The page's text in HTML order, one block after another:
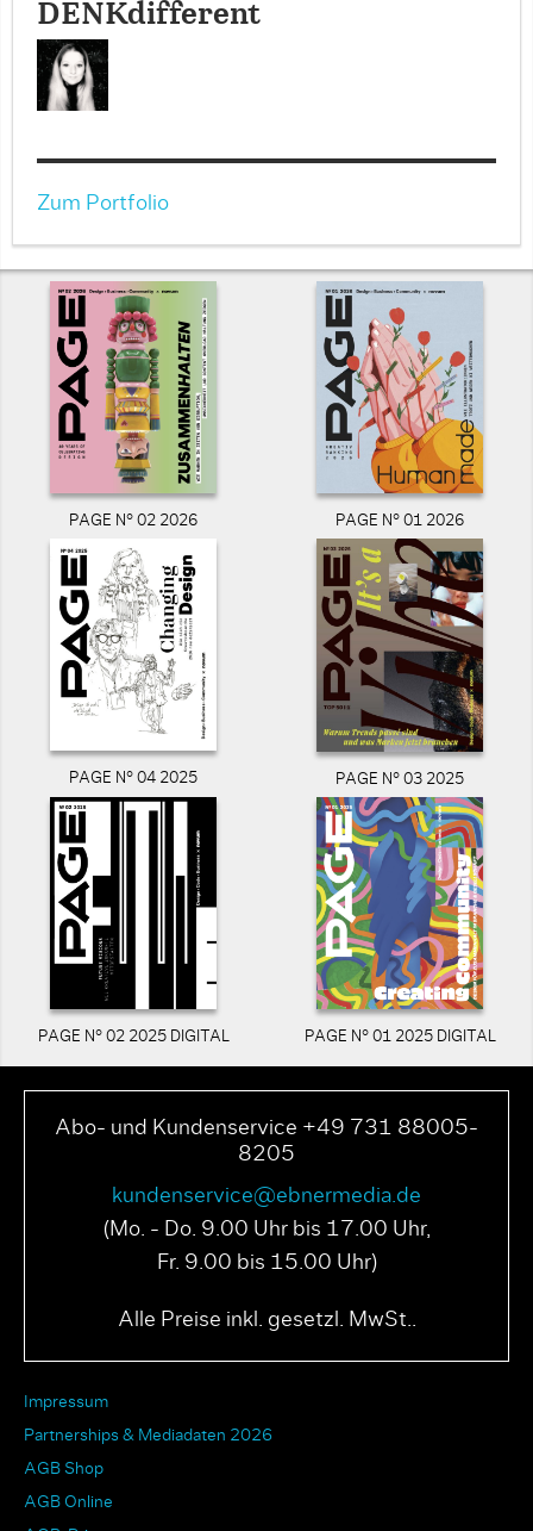
DENKdifferent
Zum Portfolio
PAGE N° 02 2026 PAGE N° 01 2026
PAGE N° 04 2025 PAGE N° 03 2025
PAGE N° 02 2025 DIGITAL PAGE N° 01 2025 DIGITAL
Abo- und Kundenservice +49 731 88005-
8205
kundenservice@ebnermedia.de
(Mo. - Do. 9.00 Uhr bis 17.00 Uhr,
Fr. 9.00 bis 15.00 Uhr)
Alle Preise inkl. gesetzl. MwSt..
Impressum
Partnerships & Mediadaten 2026
AGB Shop
AGB Online